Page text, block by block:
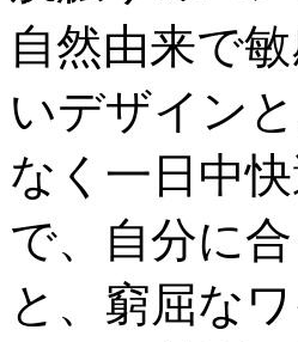
自然由来で
いデザイン
なく一日中
で、自分に
と、窮屈な